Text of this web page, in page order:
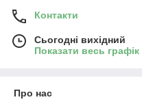
Контакти
Сьогодні вихідний
Показати весь
Про нас